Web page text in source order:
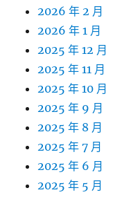
2026 年 2 月
2026 年 1 月
2025 年 12 月
2025 年 11 月
2025 年 10 月
2025 年 9 月
2025 年 8 月
2025 年 7 月
2025 年 6 月
2025 年 5 月